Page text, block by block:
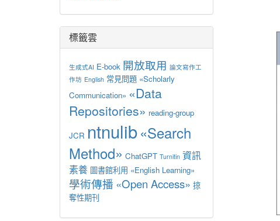
標籤雲
生成式AI E-book 開放取用 論文寫作工
作坊 English 常見問題 «Scholarly
Communication» «Data
Repositories» reading-group
JCR ntnulib«Search
Method» ChatGPT Turnitin 資訊
素養 圖書館利用 «English Learning»
學術傳播 «Open Access» 掠
奪性期刊